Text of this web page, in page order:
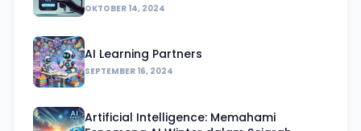
OKTOBER 14, 2024
AI Learning Partners
SEPTEMBER 16, 2024
Artificial Intelligence: Memahami